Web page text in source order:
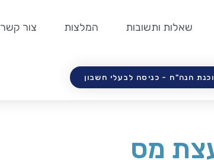
שאלות ותשובות המלצות צור קשר
הנה"ח - כניסה לבעלי חשבון
מס